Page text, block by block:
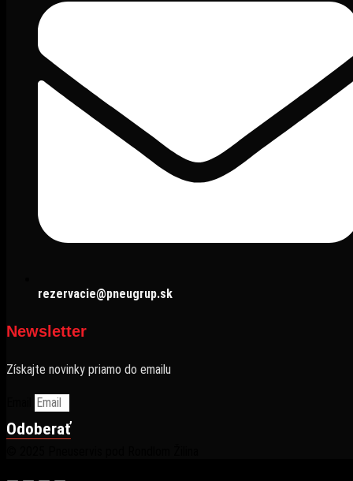
rezervacie@pneugrup.sk
Newsletter
Získajte novinky priamo do emailu
Odoberať